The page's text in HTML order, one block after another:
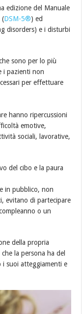
edizione del Manuale
(DSM-5®) ed
disorders) e i disturbi
sono per lo più
i pazienti non
per effettuare
hanno ripercussioni
emotive,
sociali, lavorative,
del cibo e la paura
in pubblico, non
evitano di partecipare
o un
della propria
la persona ha del
suoi atteggiamenti e